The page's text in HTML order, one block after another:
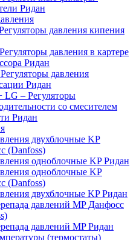
Ридан
давления кипения
давления в картере
Ридан
давления
Ридан
LG – Регуляторы
со смесителем
Ридан
двухблочные KP
(Danfoss)
одноблочные KP Ридан
одноблочные KP
(Danfoss)
двухблочные KP Ридан
давлений MP Данфосс
давлений MP Ридан
(термостаты)